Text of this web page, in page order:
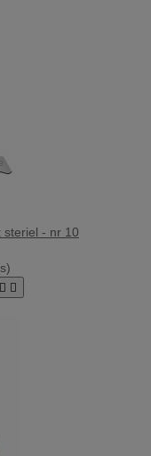
steriel - nr 10
 